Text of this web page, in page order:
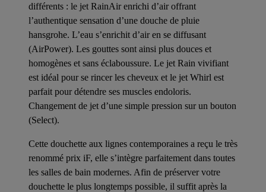
différents : le jet RainAir enrichi d’air offrant
l’authentique sensation d’une douche de pluie
hansgrohe. L’eau s’enrichit d’air en se diffusant
(AirPower). Les gouttes sont ainsi plus douces et
homogènes et sans éclaboussure. Le jet Rain vivifiant
est idéal pour se rincer les cheveux et le jet Whirl est
parfait pour détendre ses muscles endoloris.
Changement de jet d’une simple pression sur un bouton
(Select).
Cette douchette aux lignes contemporaines a reçu le très
renommé prix iF, elle s’intègre parfaitement dans toutes
les salles de bain modernes. Afin de préserver votre
douchette le plus longtemps possible, il suffit après la